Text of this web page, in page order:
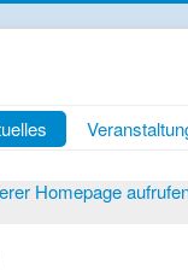
Homepage